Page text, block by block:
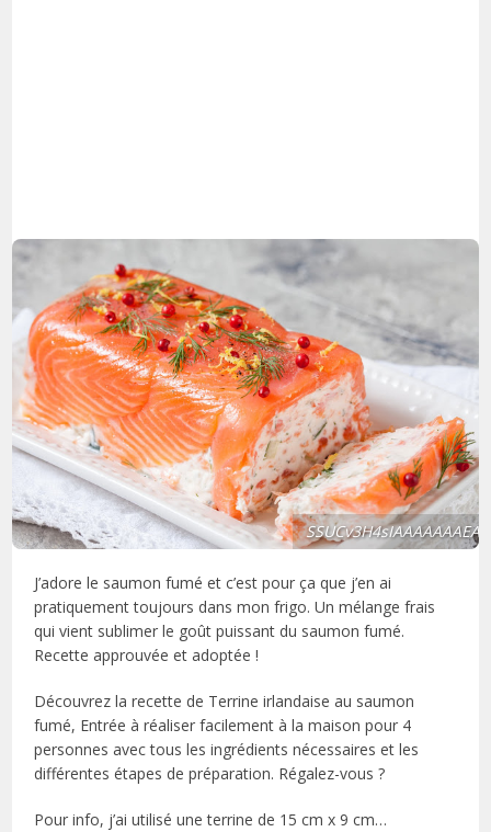
J’adore le saumon fumé et c’est pour ça que j’en ai
pratiquement toujours dans mon frigo. Un mélange frais
qui vient sublimer le goût puissant du saumon fumé.
Recette approuvée et adoptée !
Découvrez la recette de Terrine irlandaise au saumon
fumé, Entrée à réaliser facilement à la maison pour 4
personnes avec tous les ingrédients nécessaires et les
différentes étapes de préparation. Régalez-vous ?
Pour info, j’ai utilisé une terrine de 15 cm x 9 cm…